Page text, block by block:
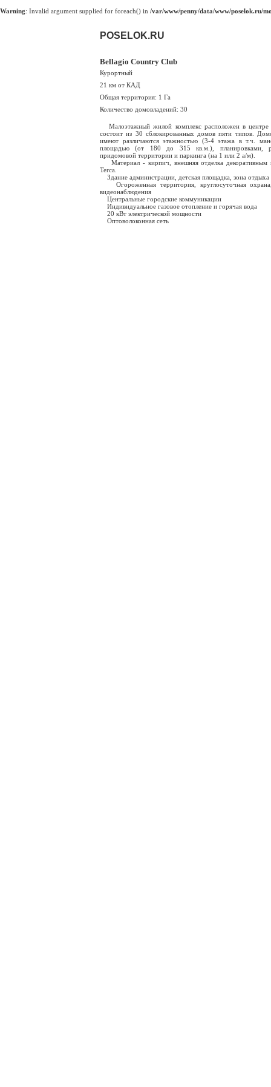
Warning: Invalid argument supplied for foreach() in /var/www/penny/data/www/poselok.ru/
POSELOK.RU
Bellagio Country Club
Курортный
21 км от КАД
Общая территория: 1 Га
Количество домовладений: 30
Малоэтажный жилой комплекс расположен в центре
состоит из 30 сблокированных домов пяти типов.
имеют различаются этажностью (3-4 этажа в т.ч.
площадью (от 180 до 315 кв.м.), планировками,
придомовой территории и паркинга (на 1 или 2 а/м).
Материал - кирпич, внешняя отделка декоративным
Terca.
Здание администрации, детская площадка, зона отдыха
Огороженная территория, круглосуточная
видеонаблюдения
Центральные городские коммуникации
Индивидуальное газовое отопление и горячая вода
20 кВт электрической мощности
Оптоволоконная сеть